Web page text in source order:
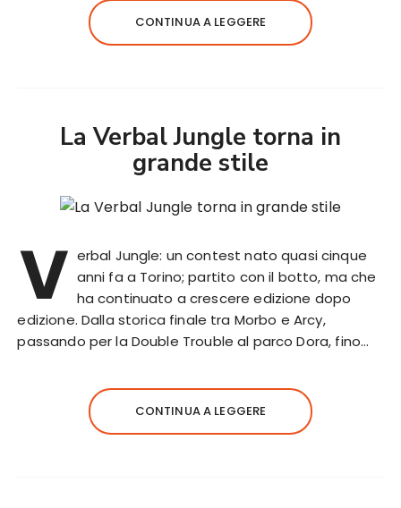
CONTINUA A LEGGERE
La Verbal Jungle torna in
grande stile
V erbal Jungle: un contest nato quasi cinque
anni fa a Torino; partito con il botto, ma che
ha continuato a crescere edizione dopo
edizione. Dalla storica finale tra Morbo e Arcy,
passando per la Double Trouble al parco Dora, fino…
CONTINUA A LEGGERE